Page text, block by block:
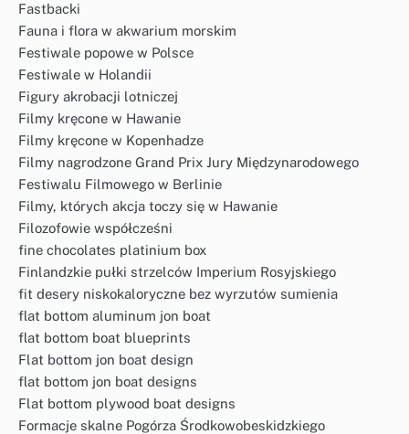
Fastbacki
Fauna i flora w akwarium morskim
Festiwale popowe w Polsce
Festiwale w Holandii
Figury akrobacji lotniczej
Filmy kręcone w Hawanie
Filmy kręcone w Kopenhadze
Filmy nagrodzone Grand Prix Jury Międzynarodowego
Festiwalu Filmowego w Berlinie
Filmy, których akcja toczy się w Hawanie
Filozofowie współcześni
fine chocolates platinium box
Finlandzkie pułki strzelców Imperium Rosyjskiego
fit desery niskokaloryczne bez wyrzutów sumienia
flat bottom aluminum jon boat
flat bottom boat blueprints
Flat bottom jon boat design
flat bottom jon boat designs
Flat bottom plywood boat designs
Formacje skalne Pogórza Środkowobeskidzkiego